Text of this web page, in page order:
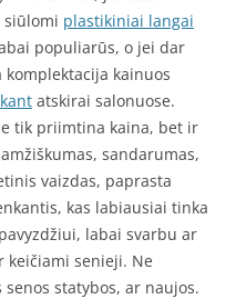
plastikiniai langai
populiarūs, o jei dar
kainuos
atskirai salonuose.
tik priimtina kaina, bet ir
sandarumas,
vaizdas, paprasta
kas labiausiai tinka
labai svarbu ar
senieji. Ne
statybos, ar naujos.